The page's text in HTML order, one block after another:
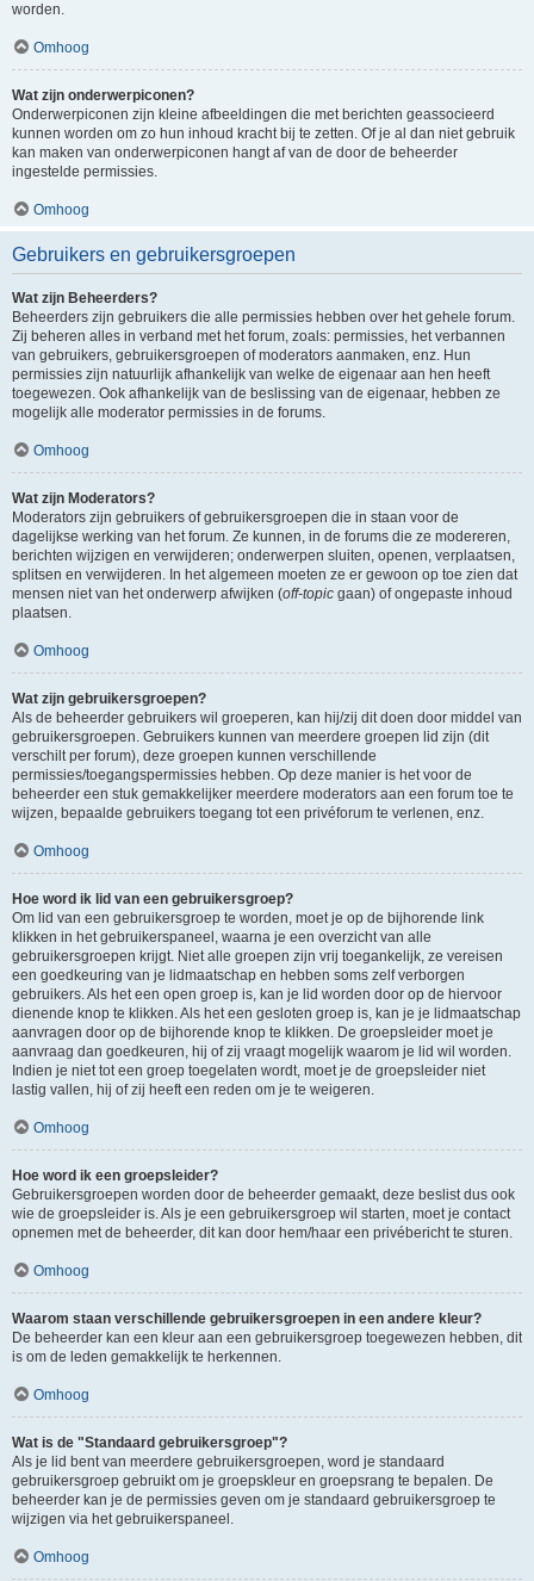
worden.
Omhoog
Wat zijn onderwerpiconen?
Onderwerpiconen zijn kleine afbeeldingen die met berichten geassocieerd
kunnen worden om zo hun inhoud kracht bij te zetten. Of je al dan niet gebruik
kan maken van onderwerpiconen hangt af van de door de beheerder
ingestelde permissies.
Omhoog
Gebruikers en gebruikersgroepen
Wat zijn Beheerders?
Beheerders zijn gebruikers die alle permissies hebben over het gehele forum.
Zij beheren alles in verband met het forum, zoals: permissies, het verbannen
van gebruikers, gebruikersgroepen of moderators aanmaken, enz. Hun
permissies zijn natuurlijk afhankelijk van welke de eigenaar aan hen heeft
toegewezen. Ook afhankelijk van de beslissing van de eigenaar, hebben ze
mogelijk alle moderator permissies in de forums.
Omhoog
Wat zijn Moderators?
Moderators zijn gebruikers of gebruikersgroepen die in staan voor de
dagelijkse werking van het forum. Ze kunnen, in de forums die ze modereren,
berichten wijzigen en verwijderen; onderwerpen sluiten, openen, verplaatsen,
splitsen en verwijderen. In het algemeen moeten ze er gewoon op toe zien dat
mensen niet van het onderwerp afwijken (off-topic gaan) of ongepaste inhoud
plaatsen.
Omhoog
Wat zijn gebruikersgroepen?
Als de beheerder gebruikers wil groeperen, kan hij/zij dit doen door middel van
gebruikersgroepen. Gebruikers kunnen van meerdere groepen lid zijn (dit
verschilt per forum), deze groepen kunnen verschillende
permissies/toegangspermissies hebben. Op deze manier is het voor de
beheerder een stuk gemakkelijker meerdere moderators aan een forum toe te
wijzen, bepaalde gebruikers toegang tot een privéforum te verlenen, enz.
Omhoog
Hoe word ik lid van een gebruikersgroep?
Om lid van een gebruikersgroep te worden, moet je op de bijhorende link
klikken in het gebruikerspaneel, waarna je een overzicht van alle
gebruikersgroepen krijgt. Niet alle groepen zijn vrij toegankelijk, ze vereisen
een goedkeuring van je lidmaatschap en hebben soms zelf verborgen
gebruikers. Als het een open groep is, kan je lid worden door op de hiervoor
dienende knop te klikken. Als het een gesloten groep is, kan je je lidmaatschap
aanvragen door op de bijhorende knop te klikken. De groepsleider moet je
aanvraag dan goedkeuren, hij of zij vraagt mogelijk waarom je lid wil worden.
Indien je niet tot een groep toegelaten wordt, moet je de groepsleider niet
lastig vallen, hij of zij heeft een reden om je te weigeren.
Omhoog
Hoe word ik een groepsleider?
Gebruikersgroepen worden door de beheerder gemaakt, deze beslist dus ook
wie de groepsleider is. Als je een gebruikersgroep wil starten, moet je contact
opnemen met de beheerder, dit kan door hem/haar een privébericht te sturen.
Omhoog
Waarom staan verschillende gebruikersgroepen in een andere kleur?
De beheerder kan een kleur aan een gebruikersgroep toegewezen hebben, dit
is om de leden gemakkelijk te herkennen.
Omhoog
Wat is de "Standaard gebruikersgroep"?
Als je lid bent van meerdere gebruikersgroepen, word je standaard
gebruikersgroep gebruikt om je groepskleur en groepsrang te bepalen. De
beheerder kan je de permissies geven om je standaard gebruikersgroep te
wijzigen via het gebruikerspaneel.
Omhoog